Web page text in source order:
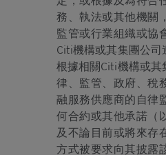
務、執法或其他機關
監管或行業組織或協
Citi機構或其集團公司
根據相關Citi機構或其
律、監管、政府、稅
融服務供應商的自律
何合約或其他承諾（
及不論目前或將來存
方式被要求向其披露